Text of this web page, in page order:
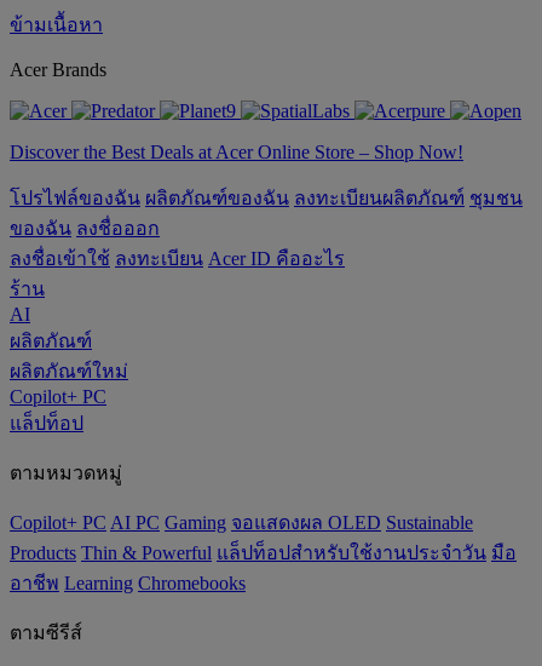
ข้ามเนื้อหา
Acer Brands
Discover the Best Deals at Acer Online Store – Shop Now!
โปรไฟล์ของฉัน ผลิตภัณฑ์ของฉัน ลงทะเบียนผลิตภัณฑ์ ชุมชน
ของฉัน ลงชื่อออก
ลงชื่อเข้าใช้ ลงทะเบียน Acer ID คืออะไร
ร้าน
AI
ผลิตภัณฑ์
ผลิตภัณฑ์ใหม่
Copilot+ PC
แล็ปท็อป
ตามหมวดหมู่
Copilot+ PC AI PC Gaming จอแสดงผล OLED ‌Sustainable
Products ‌Thin & Powerful แล็ปท็อปสำหรับใช้งานประจำวัน มือ
อาชีพ ‌Learning Chromebooks
ตามซีรีส์